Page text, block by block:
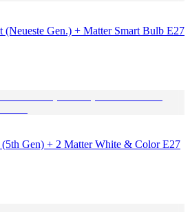
(Neueste Gen.) + Matter Smart Bulb E27
(5th Gen) + 2 Matter White & Color E27